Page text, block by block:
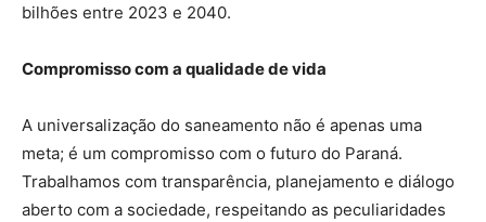
bilhões entre 2023 e 2040.
Compromisso com a qualidade de vida
A universalização do saneamento não é apenas uma
meta; é um compromisso com o futuro do Paraná.
Trabalhamos com transparência, planejamento e diálogo
aberto com a sociedade, respeitando as peculiaridades